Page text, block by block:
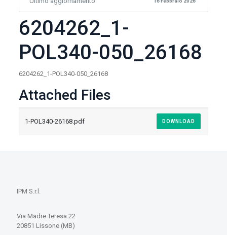
6204262_1-
POL340-050_26168
6204262_1-POL340-050_26168
Attached Files
1-POL340-26168.pdf DOWNLOAD
IPM S.r.l.
Via Madre Teresa 22
20851 Lissone (MB)